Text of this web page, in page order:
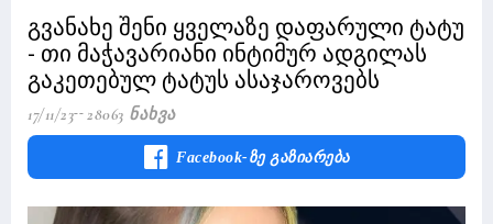
გვანახე შენი ყველაზე დაფარული ტატუ
- თი მაჭავარიანი ინტიმურ ადგილას
გაკეთებულ ტატუს ასაჯაროვებს
17/11/23 28063 Ნახვა
Facebook-Ზე Გაზიარება